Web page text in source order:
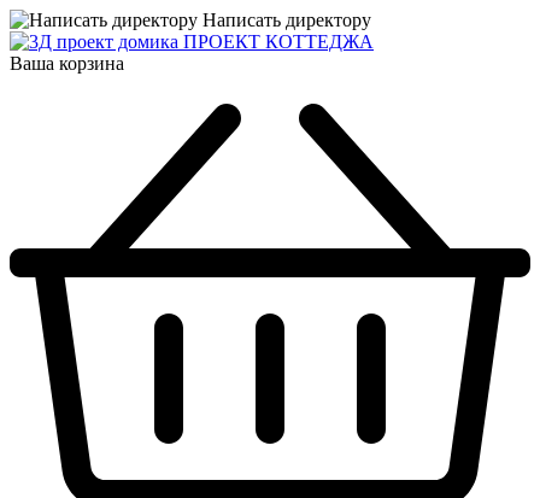
Написать директору
ПРОЕКТ КОТТЕДЖА
Ваша корзина